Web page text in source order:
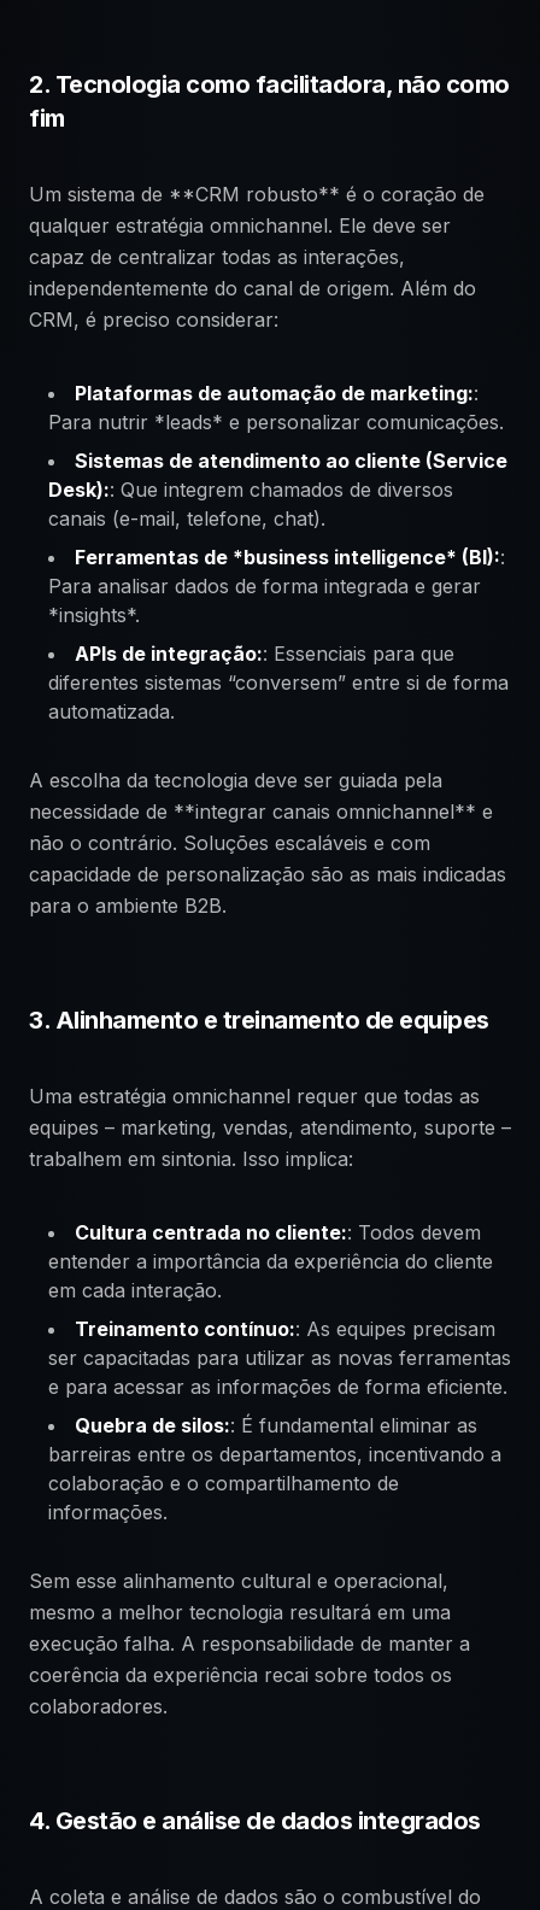
2. Tecnologia como facilitadora, não como
fim
Um sistema de **CRM robusto** é o coração de
qualquer estratégia omnichannel. Ele deve ser
capaz de centralizar todas as interações,
independentemente do canal de origem. Além do
CRM, é preciso considerar:
Plataformas de automação de marketing::
Para nutrir *leads* e personalizar comunicações.
Sistemas de atendimento ao cliente (Service
Desk):: Que integrem chamados de diversos
canais (e-mail, telefone, chat).
Ferramentas de *business intelligence* (BI)::
Para analisar dados de forma integrada e gerar
*insights*.
APIs de integração:: Essenciais para que
diferentes sistemas “conversem” entre si de forma
automatizada.
A escolha da tecnologia deve ser guiada pela
necessidade de **integrar canais omnichannel** e
não o contrário. Soluções escaláveis e com
capacidade de personalização são as mais indicadas
para o ambiente B2B.
3. Alinhamento e treinamento de equipes
Uma estratégia omnichannel requer que todas as
equipes – marketing, vendas, atendimento, suporte –
trabalhem em sintonia. Isso implica:
Cultura centrada no cliente:: Todos devem
entender a importância da experiência do cliente
em cada interação.
Treinamento contínuo:: As equipes precisam
ser capacitadas para utilizar as novas ferramentas
e para acessar as informações de forma eficiente.
Quebra de silos:: É fundamental eliminar as
barreiras entre os departamentos, incentivando a
colaboração e o compartilhamento de
informações.
Sem esse alinhamento cultural e operacional,
mesmo a melhor tecnologia resultará em uma
execução falha. A responsabilidade de manter a
coerência da experiência recai sobre todos os
colaboradores.
4. Gestão e análise de dados integrados
A coleta e análise de dados são o combustível do